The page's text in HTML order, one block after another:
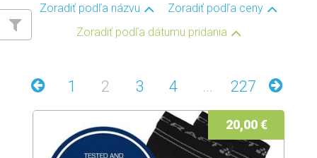
Zoradiť podľa názvu
Zoradiť podľa ceny
Zoradiť podľa dátumu pridania
1 2 3 4 ... 227
20,00 €